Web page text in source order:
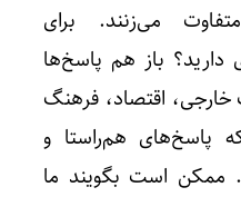
می‌زنند. برای
دارید؟ باز هم پاسخ‌ها
اقتصاد، فرهنگ
پاسخ‌های هم‌راستا و
ممکن است بگویند ما